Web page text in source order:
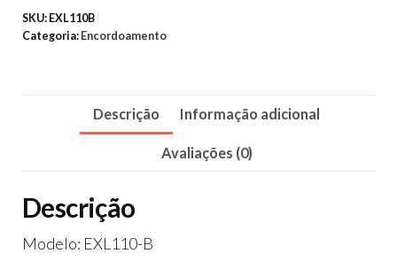
SKU: EXL110B
Categoria: Encordoamento
Descrição Informação adicional
Avaliações (0)
Descrição
Modelo: EXL110-B